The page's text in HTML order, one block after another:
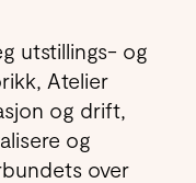
utstillings- og
Atelier
og drift,
og
over